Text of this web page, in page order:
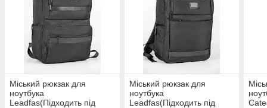
Міський рюкзак для
ноутбука
Leadfas(Підходить під
Міський рюкзак для
ноутбука
Leadfas(Підходить під